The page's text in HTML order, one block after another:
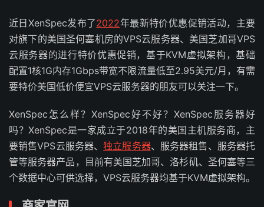
近日XenSpec发布了2022年最新特价优惠促销活动，主要
对旗下的美国圣何塞机房的VPS云服务器、美国芝加哥VPS
云服务器的进行特价优惠促销，基于KVM虚拟架构，基础
配置1核1G内存1Gbps带宽不限流量低至2.95美元/月，有需
要特价美国低价便宜VPS云服务器的朋友可以关注一下。
XenSpec怎么样？XenSpec好不好？XenSpec服务器好
吗？XenSpec是一家成立于2018年的美国主机服务商，主
要销售VPS云服务器、独立服务器、服务器租售、服务器托
管等服务器产品，目前有美国芝加哥、洛杉矶、圣何塞等三
个数据中心可供选择，VPS云服务器均基于KVM虚拟架构。